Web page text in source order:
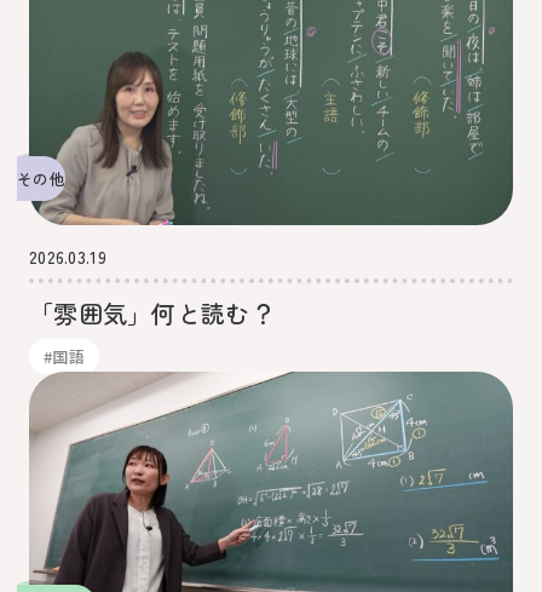
その他
2026.03.19
「雰囲気」何と読む？
#国語